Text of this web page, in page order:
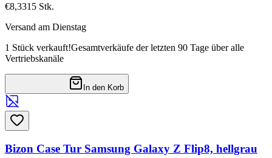
€8,3315 Stk.
Versand am Dienstag
1 Stück verkauft!Gesamtverkäufe der letzten 90 Tage über alle
Vertriebskanäle
In den Korb
Bizon Case Tur Samsung Galaxy Z Flip8, hellgrau